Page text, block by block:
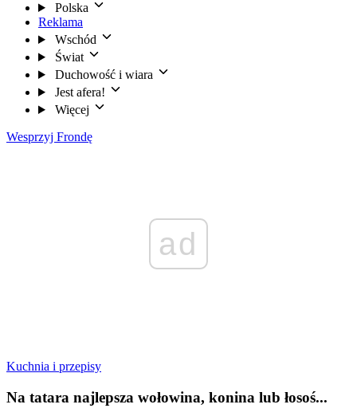
Polska
Reklama
Wschód
Świat
Duchowość i wiara
Jest afera!
Więcej
Wesprzyj Frondę
ad
Kuchnia i przepisy
Na tatara najlepsza wołowina, konina lub łosoś...